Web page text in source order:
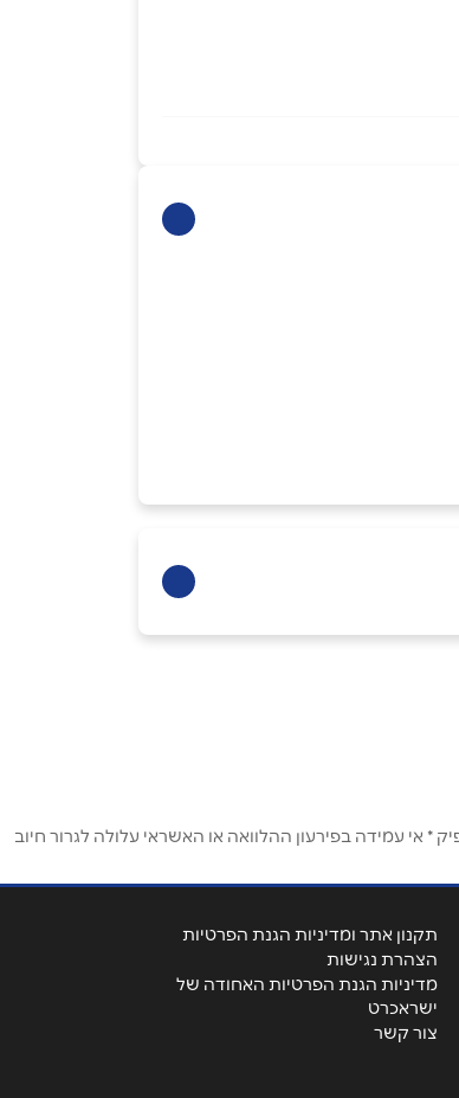
עמידה בפירעון ההלוואה או האשראי עלולה לגרור חיוב
תקנון אתר ומדיניות הגנת הפרטיות
הצהרת נגישות
מדיניות הגנת הפרטיות האחודה של
ישראכרט
צור קשר